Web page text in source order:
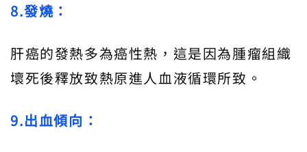
8.發燒：
肝癌的發熱多為癌性熱，這是因為腫瘤組織
壞死後釋放致熱原進人血液循環所致。
9.出血傾向：